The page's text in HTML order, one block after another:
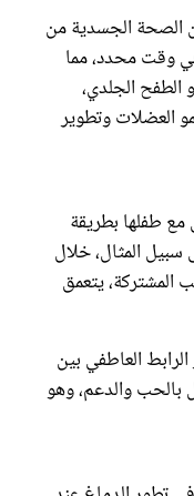
الصحة الجسدية من
وقت محدد، مما
الطفح الجلدي،
العضلات وتطوير
مع طفلها بطريقة
سبيل المثال، خلال
المشتركة، يتعمق
العاطفي بين
بالحب والدعم، وهو